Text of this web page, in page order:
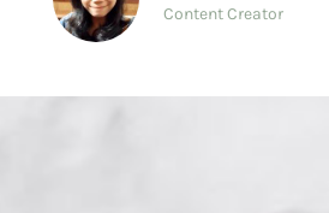
Content Creator